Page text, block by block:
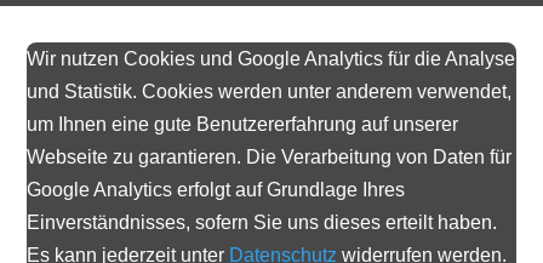
Wir nutzen Cookies und Google Analytics für die Analyse
und Statistik. Cookies werden unter anderem verwendet,
um Ihnen eine gute Benutzererfahrung auf unserer
Webseite zu garantieren. Die Verarbeitung von Daten für
Google Analytics erfolgt auf Grundlage Ihres
Einverständnisses, sofern Sie uns dieses erteilt haben.
Es kann jederzeit unter Datenschutz widerrufen werden.